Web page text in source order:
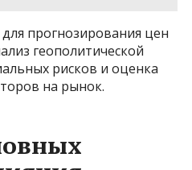
прогнозирования цен
геополитической
рисков и оценка
на рынок.